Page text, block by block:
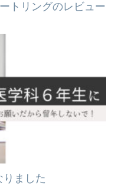
トリングのレビュー
ました